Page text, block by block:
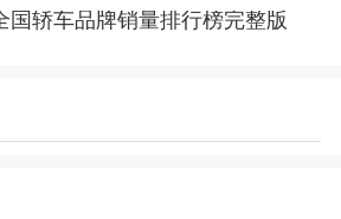
国轿车品牌销量排行榜完整版